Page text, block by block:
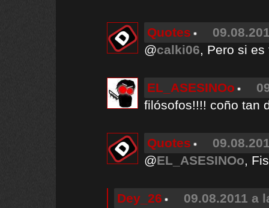
Quotes
@calki06, Pero si
EL_ASESINOo
filósofos!!!! coño tan
Quotes
@EL_ASESINOo,
Dey_26
09.08.2011 a